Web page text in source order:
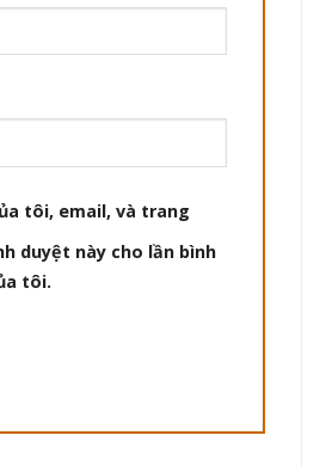
tôi, email, và trang
duyệt này cho lần bình
tôi.